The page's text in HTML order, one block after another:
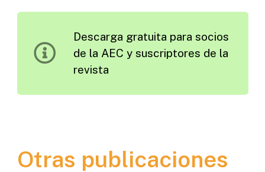
Descarga gratuita para socios
de la AEC y suscriptores de la
revista
Otras publicaciones